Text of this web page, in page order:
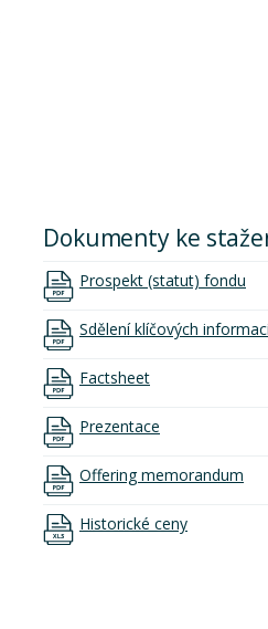
Dokumenty ke
Prospekt (statut) fondu
Sdělení klíčových
Factsheet
Prezentace
Offering memorandum
Historické ceny